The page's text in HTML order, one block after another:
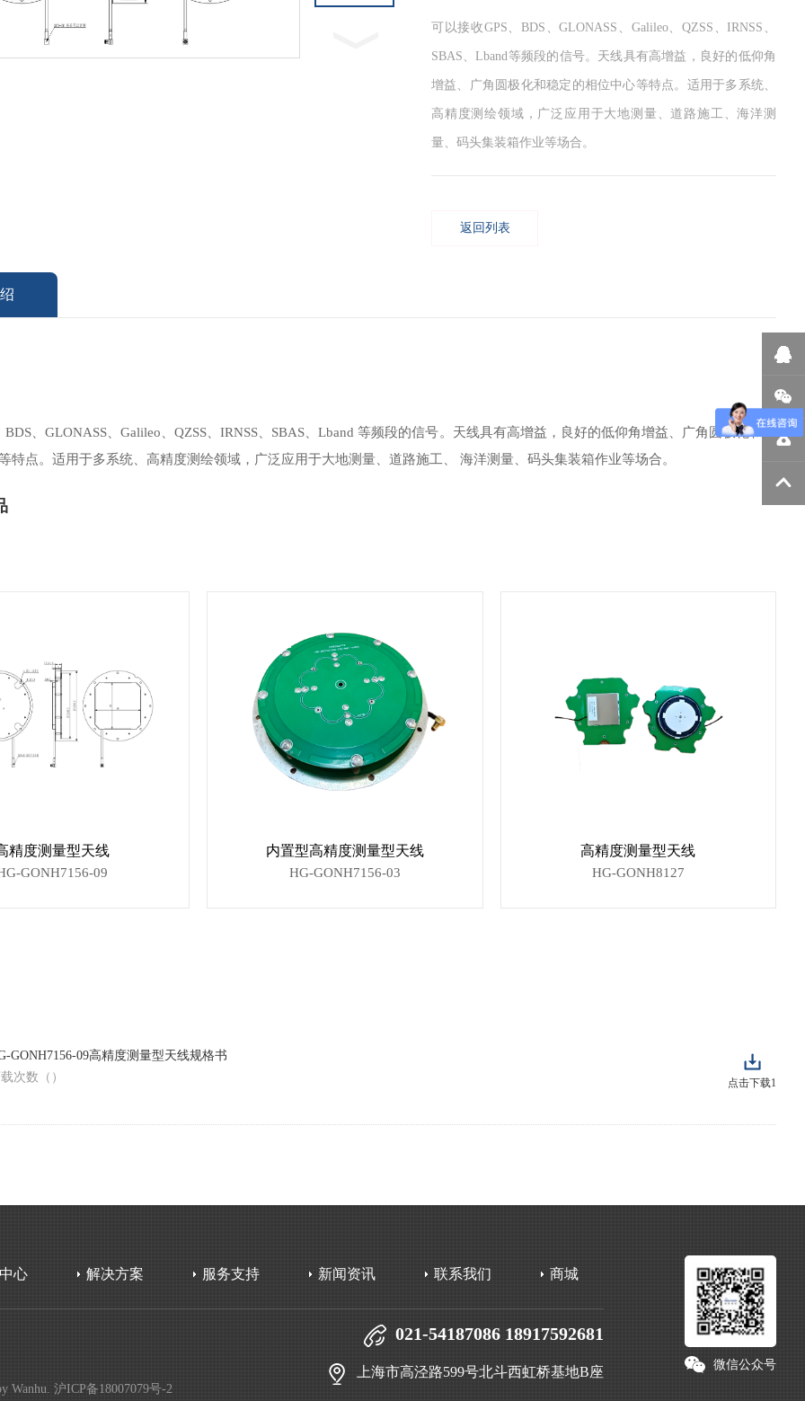
可以接收GPS、BDS、GLONASS、Galileo、QZSS、IRNSS、
SBAS、Lband等频段的信号。天线具有高增益，良好的低仰角
增益、广角圆极化和稳定的相位中心等特点。适用于多系统、
高精度测绘领域，广泛应用于大地测量、道路施工、海洋测
量、码头集装箱作业等场合。
返回列表
BDS、GLONASS、Galileo、QZSS、IRNSS、SBAS、Lband 等频段的信号。天线具有高增益，良好的低仰角增益、广角圆极化和稳
特点。适用于多系统、高精度测绘领域，广泛应用于大地测量、道路施工、 海洋测量、码头集装箱作业等场合。
精度测量型天线
GONH7156-09
内置型高精度测量型天线
HG-GONH7156-03
高精度测量型天线
HG-GONH8127
点击下载1
GONH7156-09高精度测量型天线规格书
次数（ ）
微信公众号
心 解决方案 服务支持 新闻资讯 联系我们 商城
021-54187086 18917592681
上海市高泾路599号北斗西虹桥基地B座
Wanhu. 沪ICP备18007079号-2